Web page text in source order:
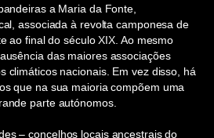
a Maria da Fonte,
associada à revolta camponesa de
ao final do século XIX. Ao mesmo
das maiores associações
climáticos nacionais. Em vez disso, há
que na sua maioria compõem uma
parte autónomos.
– concelhos locais ancestrais do